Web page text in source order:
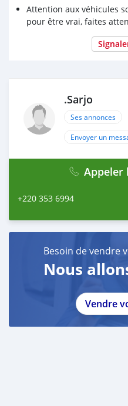
Attention aux véhicules
pour être vrai, faites
.Sarjo
Ses annonces
Envoyer un
Appeler
+220 353 6994
Besoin de vendre
Nous
Vendre